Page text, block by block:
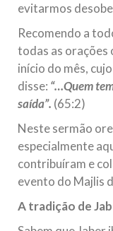
evitarmos
Recomendo a
todas as orações
início do mês,
disse: “…Quem
saída”. (65:2)
Neste sermão
especialmente
contribuíram e
evento do Majlis
A tradição de